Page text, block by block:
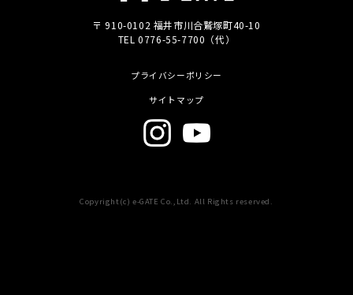
〒 910-0102 福井市川合鷲塚町40-10
TEL 0776-55-7700（代）
プライバシーポリシー
サイトマップ
Copyright(c) e-GATE Co.,Ltd. All Rights reserved.